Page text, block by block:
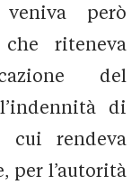
però
riteneva
del
di
cui rendeva
per l’autorità